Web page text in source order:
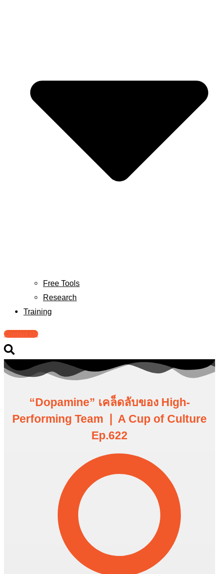
Free Tools
Research
Training
Contact Us
“Dopamine” เคล็ดลับของ High-
Performing Team ❘ A Cup of Culture
Ep.622